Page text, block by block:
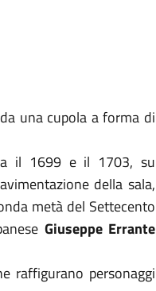
una cupola a forma di
il 1699 e il 1703, su
della sala,
metà del Settecento
Giuseppe Errante
raffigurano personaggi